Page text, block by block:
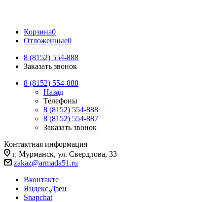
Корзина0
Отложенные0
8 (8152) 554-888
Заказать звонок
8 (8152) 554-888
Назад
Телефоны
8 (8152) 554-888
8 (8152) 554-887
Заказать звонок
Контактная информация
г. Мурманск, ул. Свердлова, 33
zakaz@armada51.ru
Вконтакте
Яндекс.Дзен
Snapchat